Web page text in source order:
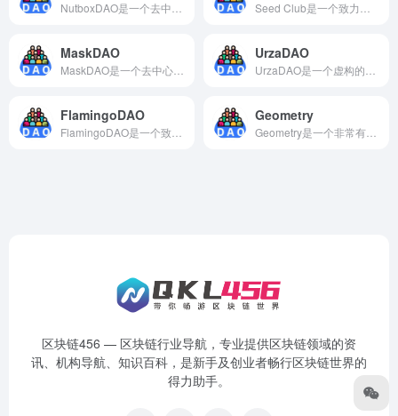
MaskDAO UrzaDAO
FlamingoDAO Geometry
区块链456 — 区块链行业导航，专业提供区块链领域的资
讯、机构导航、知识百科，是新手及创业者畅行区块链世界的
得力助手。